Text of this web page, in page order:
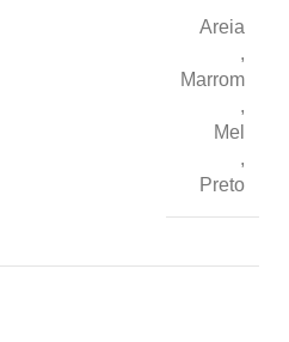
Areia
,
Marrom
,
Mel
,
Preto